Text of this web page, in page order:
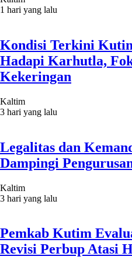
1 hari yang lalu
Kondisi Terkini
Hadapi Karhutla,
Kekeringan
Kaltim
3 hari yang lalu
Legalitas dan
Dampingi
Kaltim
3 hari yang lalu
Pemkab Kutim
Revisi Perbup Atasi